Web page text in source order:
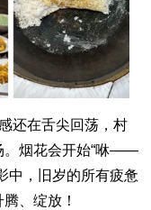
还在舌尖回荡，村
。烟花会开始“咻——
中，旧岁的所有疲惫
、绽放！